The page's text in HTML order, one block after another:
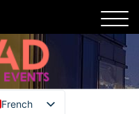
French